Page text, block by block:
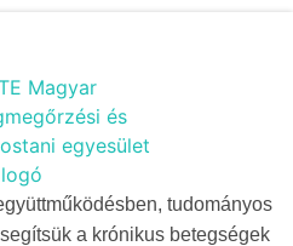
tudományos
a krónikus betegségek